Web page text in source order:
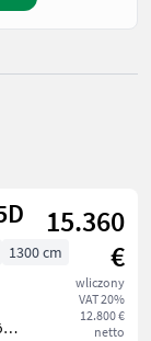
15.360
€
wliczony
VAT 20%
12.800 €
netto
1300 cm